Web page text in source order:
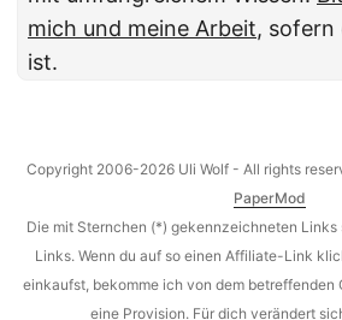
mich und meine Arbeit, sofern
ist.
Copyright 2006-2026 Uli Wolf - All rights
PaperMod
Die mit Sternchen (*) gekennzeichneten
Links. Wenn du auf so einen Affiliate-Link
einkaufst, bekomme ich von dem betreffenden
eine Provision. Für dich verändert